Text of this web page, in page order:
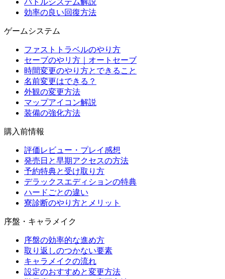
バトルシステム解説
効率の良い回復方法
ゲームシステム
ファストトラベルのやり方
セーブのやリ方｜オートセーブ
時間変更のやり方とできること
名前変更はできる？
外観の変更方法
マップアイコン解説
装備の強化方法
購入前情報
評価レビュー・プレイ感想
発売日と早期アクセスの方法
予約特典と受け取り方
デラックスエディションの特典
ハードごとの違い
寮診断のやり方とメリット
序盤・キャラメイク
序盤の効率的な進め方
取り返しのつかない要素
キャラメイクの流れ
設定のおすすめと変更方法